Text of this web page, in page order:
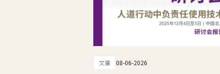
文章 08-06-2026